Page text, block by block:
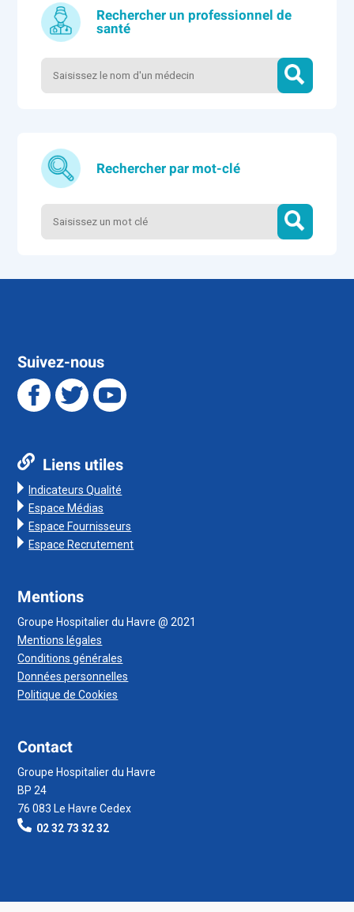
Rechercher un professionnel de
santé
Rechercher par mot-clé
Suivez-nous
Liens utiles
Indicateurs Qualité
Espace Médias
Espace Fournisseurs
Espace Recrutement
Mentions
Groupe Hospitalier du Havre @ 2021
Mentions légales
Conditions générales
Données personnelles
Politique de Cookies
Contact
Groupe Hospitalier du Havre
BP 24
76 083 Le Havre Cedex
02 32 73 32 32